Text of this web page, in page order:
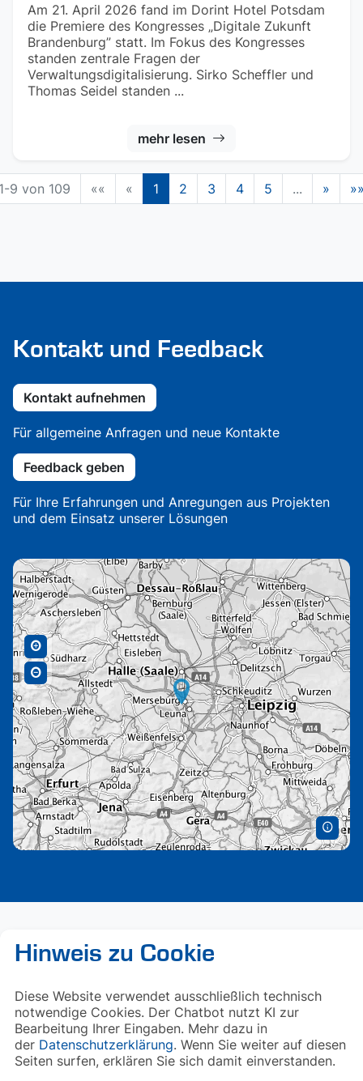
Hinweis zu Cookie
Diese Website verwendet ausschließlich technisch
notwendige Cookies. Der Chatbot nutzt KI zur
Bearbeitung Ihrer Eingaben. Mehr dazu in
der Datenschutzerklärung. Wenn Sie weiter auf diesen
Seiten surfen, erklären Sie sich damit einverstanden.
Am 21. April 2026 fand im Dorint Hotel Potsdam
die Premiere des Kongresses „Digitale Zukunft
Brandenburg” statt. Im Fokus des Kongresses
standen zentrale Fragen der
Verwaltungsdigitalisierung. Sirko Scheffler und
Thomas Seidel standen ...
mehr lesen
9 von 109 «« « 1 2 3 4 5 ... »
Kontakt und Feedback
Kontakt aufnehmen
Für allgemeine Anfragen und neue Kontakte
Feedback geben
Für Ihre Erfahrungen und Anregungen aus Projekten
und dem Einsatz unserer Lösungen